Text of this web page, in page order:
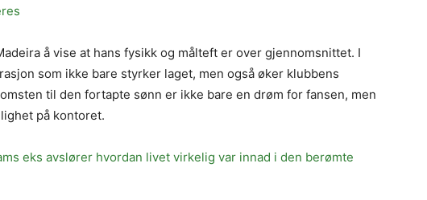
å vise at hans fysikk og målteft er over gjennomsnittet. I
som ikke bare styrker laget, men også øker klubbens
til den fortapte sønn er ikke bare en drøm for fansen, men
på kontoret.
eks avslører hvordan livet virkelig var innad i den berømte